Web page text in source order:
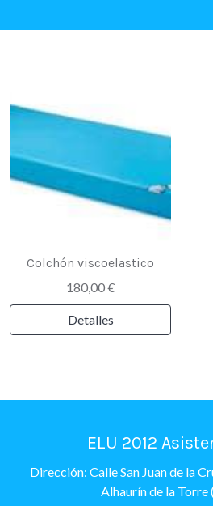
Colchón viscoelastico
180,00 €
Detalles
ELU 2012
Dirección: Calle San Juan de la
Alhaurín de la Torre